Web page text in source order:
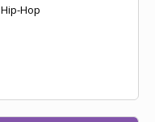
Hip-Hop